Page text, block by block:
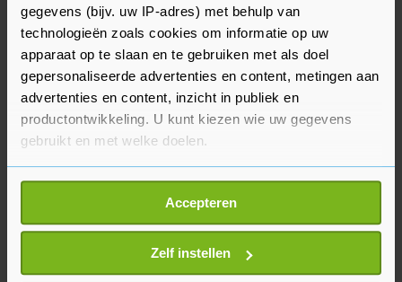
gegevens (bijv. uw IP-adres) met behulp van
technologieën zoals cookies om informatie op uw
apparaat op te slaan en te gebruiken met als doel
gepersonaliseerde advertenties en content, metingen aan
advertenties en content, inzicht in publiek en
productontwikkeling. U kunt kiezen wie uw gegevens
gebruikt en met welke doelen.
Als u het toestaat, willen we ook graag:
Informatie verzamelen over uw geografische
locatie, die tot een paar meter nauwkeurig kan zijn
Uw apparaat identificeren door het actief te
scannen op specifieke eigenschappen (fingerprinting)
Accepteren
Zelf instellen
te promoten.
De lidstaten en het Europees Parlement moeten
nog instemmen met de commissieplannen.